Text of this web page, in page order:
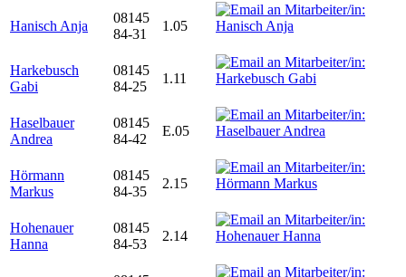
Hanisch Anja
08145
84-31
1.05
Harkebusch
Gabi
08145
84-25
1.11
Haselbauer
Andrea
08145
84-42
E.05
Hörmann
Markus
08145
84-35
2.15
Hohenauer
Hanna
08145
84-53
2.14